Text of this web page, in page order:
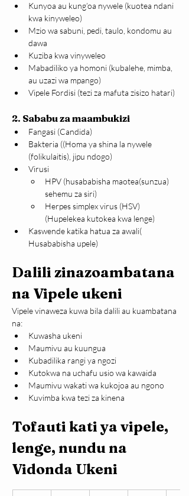
Kunyoa au kung’oa nywele (kuotea ndani
kwa kinyweleo)
Mzio wa sabuni, pedi, taulo, kondomu au
dawa
Kuziba kwa vinyweleo
Mabadiliko ya homoni (kubalehe, mimba,
au uzazi wa mpango)
Vipele Fordisi (tezi za mafuta zisizo hatari)
2. Sababu za maambukizi
Fangasi (Candida)
Bakteria ((Homa ya shina la nywele
(folikulaitis), jipu ndogo)
Virusi
HPV (husababisha maotea(sunzua)
sehemu za siri)
Herpes simplex virus (HSV)
(Hupelekea kutokea kwa lenge)
Kaswende katika hatua za awali(
Husababisha upele)
Dalili zinazoambatana
na Vipele ukeni
Vipele vinaweza kuwa bila dalili au kuambatana
na:
Kuwasha ukeni
Maumivu au kuungua
Kubadilika rangi ya ngozi
Kutokwa na uchafu usio wa kawaida
Maumivu wakati wa kukojoa au ngono
Kuvimba kwa tezi za kinena
Tofauti kati ya vipele,
lenge, nundu na
Vidonda Ukeni